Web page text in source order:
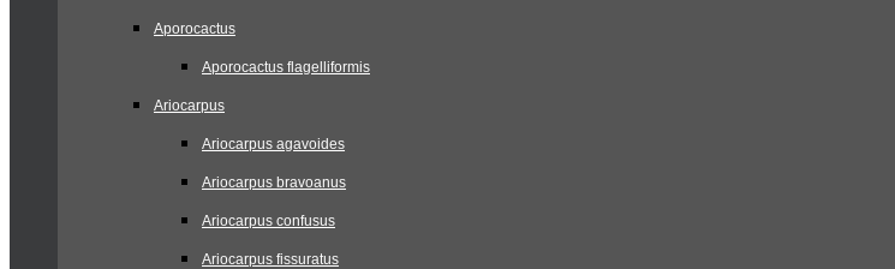
Aporocactus
Aporocactus flagelliformis
Ariocarpus
Ariocarpus agavoides
Ariocarpus bravoanus
Ariocarpus confusus
Ariocarpus fissuratus